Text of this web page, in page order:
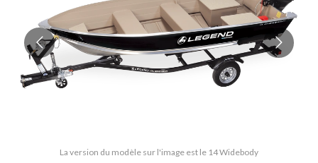
La version du modèle sur l'image est le 14 Widebody